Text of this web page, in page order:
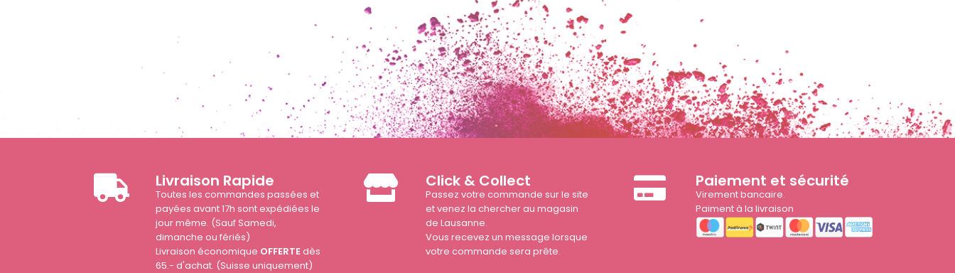
Livraison Rapide
Toutes les commandes passées et
payées avant 17h sont expédiées le
jour même. (Sauf Samedi,
dimanche ou fériés)
Livraison économique OFFERTEdès
65.- d'achat. (Suisse uniquement)
Click & Collect
Passez votre commande sur le site
et venez la chercher au magasin
de Lausanne.
Vous recevez un message lorsque
votre commande sera prête.
Paiement et sécurité
Virement bancaire.
Paiment à la livraison